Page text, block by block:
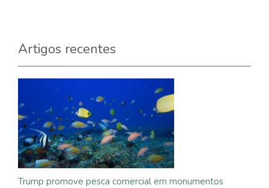
Artigos recentes
Trump promove pesca comercial em monumentos